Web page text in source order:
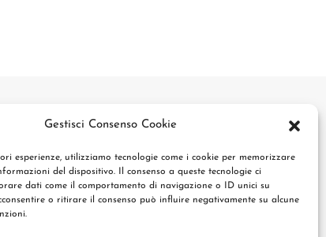
Gestisci Consenso Cookie
esperienze, utilizziamo tecnologie come i cookie per memorizzare
del dispositivo. Il consenso a queste tecnologie ci
dati come il comportamento di navigazione o ID unici su
o ritirare il consenso può influire negativamente su alcune